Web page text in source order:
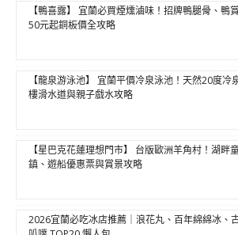
【鴨喜露】 宜蘭必買煙燻滷味！招牌鴨腿骨、鴨
50元起銅板價全攻略
【龍泉游泳池】 宜蘭平價冷泉泳池！天然20度冷
樓滑水道與親子戲水攻略
【星巴克花蓮理想門市】 台版歐洲羊角村！湖畔
鎮、遊船優惠票與賞景攻略
2026宜蘭必吃冰店推薦｜浪花丸、百年綿綿冰、